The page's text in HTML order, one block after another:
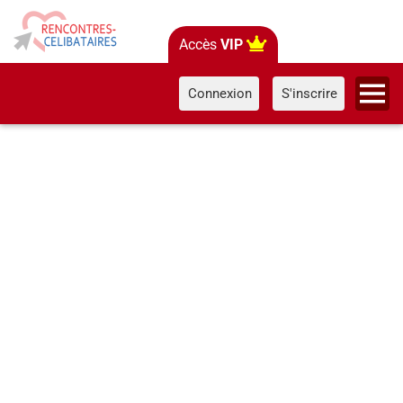
Accès VIP
Connexion S'inscrire